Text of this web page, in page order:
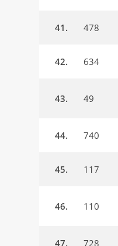
41. 478
42. 634
43. 49
44. 740
45. 117
46. 110
47. 728